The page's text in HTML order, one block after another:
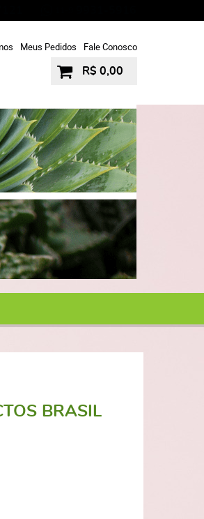
Meus Pedidos Fale Conosco
R$ 0,00
BRASIL